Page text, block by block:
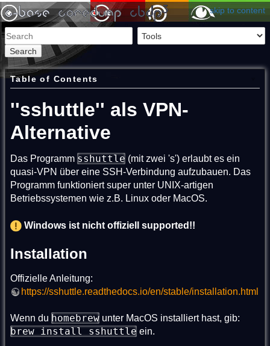
skip to content
Search
Table of Contents
''sshuttle'' als VPN-
Alternative
Das Programm sshuttle (mit zwei 's') erlaubt es ein
quasi-VPN über eine SSH-Verbindung aufzubauen. Das
Programm funktioniert super unter UNIX-artigen
Betriebssystemen wie z.B. Linux oder MacOS.
Windows ist nicht offiziell supported!!
Installation
Offizielle Anleitung:
https://sshuttle.readthedocs.io/en/stable/installation.html
Wenn du homebrew unter MacOS installiert hast, gib:
brew install sshuttle ein.